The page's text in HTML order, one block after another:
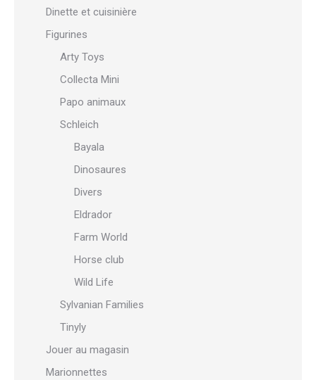
Dinette et cuisinière
Figurines
Arty Toys
Collecta Mini
Papo animaux
Schleich
Bayala
Dinosaures
Divers
Eldrador
Farm World
Horse club
Wild Life
Sylvanian Families
Tinyly
Jouer au magasin
Marionnettes